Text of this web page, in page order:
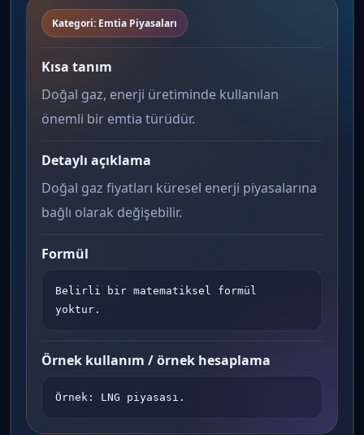
Kategori: Emtia Piyasaları
Kısa tanım
Doğal gaz, enerji üretiminde kullanılan
önemli bir emtia türüdür.
Detaylı açıklama
Doğal gaz fiyatları küresel enerji piyasalarına
bağlı olarak değişebilir.
Formül
Belirli bir matematiksel formül
yoktur.
Örnek kullanım / örnek hesaplama
Örnek: LNG piyasası.